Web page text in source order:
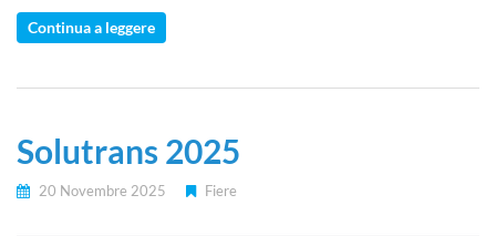
Continua a leggere
Solutrans 2025
20 Novembre 2025 Fiere